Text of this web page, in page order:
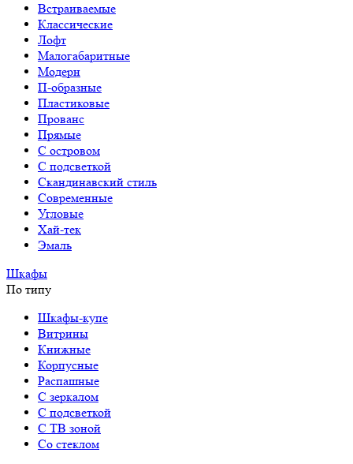
Встраиваемые
Классические
Лофт
Малогабаритные
Модерн
П-образные
Пластиковые
Прованс
Прямые
С островом
С подсветкой
Скандинавский стиль
Современные
Угловые
Хай-тек
Эмаль
Шкафы
По типу
Шкафы-купе
Витрины
Книжные
Корпусные
Распашные
С зеркалом
С подсветкой
С ТВ зоной
Со стеклом